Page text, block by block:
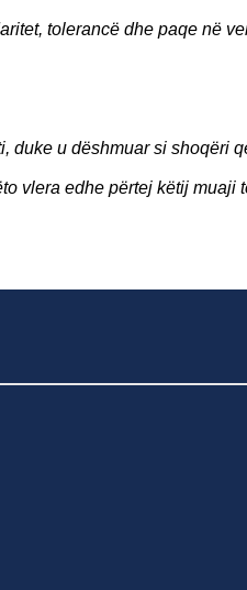
tolerancë dhe paqe në
duke u dëshmuar si shoqëri
vlera edhe përtej këtij muaji